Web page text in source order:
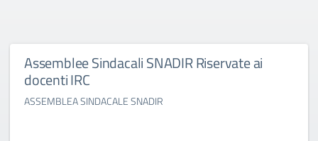
Assemblee Sindacali SNADIR Riservate ai
docenti IRC
ASSEMBLEA SINDACALE SNADIR